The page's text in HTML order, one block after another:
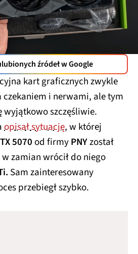
źródeł w Google
kart graficznych zwykle
czekaniem i nerwami, ale tym
wyjątkowo szczęśliwie.
opisał sytuację, w której
5070od firmyPNYzostał
w zamian wrócił do niego
Sam zainteresowany
przebiegł szybko.